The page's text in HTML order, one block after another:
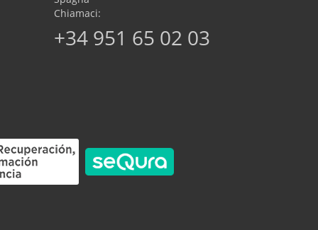
Chiamaci:
+34 951 65 02 03